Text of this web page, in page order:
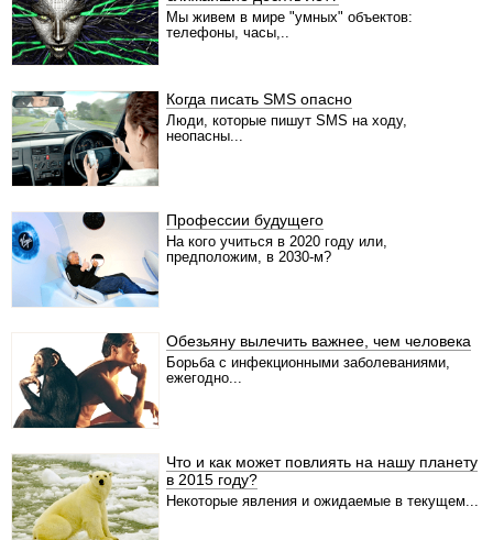
Мы живем в мире "умных" объектов:
телефоны, часы,..
Когда писать SMS опасно
Люди, которые пишут SMS на ходу,
неопасны...
Профессии будущего
На кого учиться в 2020 году или,
предположим, в 2030-м?
Обезьяну вылечить важнее, чем человека
Борьба с инфекционными заболеваниями,
ежегодно...
Что и как может повлиять на нашу планету
в 2015 году?
Некоторые явления и ожидаемые в текущем...